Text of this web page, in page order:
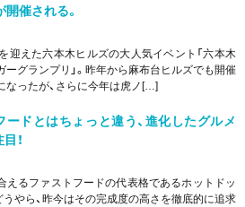
開催される。
迎えた六本木ヒルズの大人気イベント「六本木
ーグランプリ」。昨年から麻布台ヒルズでも開催
なったが、さらに今年は虎ノ[…]
ードとはちょっと違う、進化したグルメ
！
えるファストフードの代表格であるホットドッ
うやら、昨今はその完成度の高さを徹底的に追求